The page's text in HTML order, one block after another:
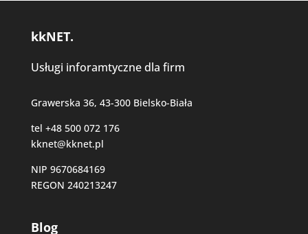
kkNET.
Usługi inforamtyczne dla firm
Grawerska 36, 43-300 Bielsko-Biała
tel +48 500 072 176
kknet@kknet.pl
NIP 9670684169
REGON 240213247
Blog